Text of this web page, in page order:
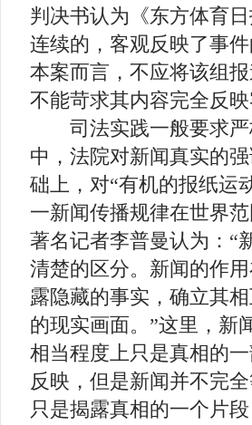
判决书认为《东方体育
连续的，客观反映了事
本案而言，不应将该组
不能苛求其内容完全反映
司法实践一般要求严
中，法院对新闻真实的
础上，对“有机的报纸运
一新闻传播规律在世界
著名记者李普曼认为：“
清楚的区分。新闻的作
露隐藏的事实，确立其
的现实画面。”这里，新
相当程度上只是真相的
反映，但是新闻并不完
只是揭露真相的一个片